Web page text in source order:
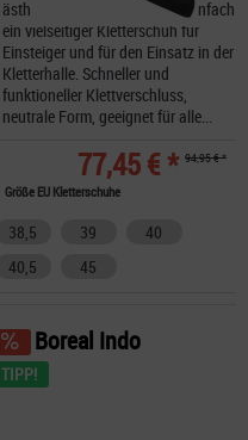
ästhetischen Überarbeitung, einfach
ein vielseitiger Kletterschuh für
Einsteiger und für den Einsatz in der
Kletterhalle. Schneller und
funktioneller Klettverschluss,
neutrale Form, geeignet für alle...
77,45 € * 94,95 € *
Größe EU Kletterschuhe
38,5 39
40
40,5
45
TIPP!
Boreal Indo